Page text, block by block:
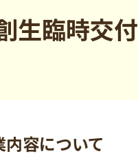
生臨時交付
容について